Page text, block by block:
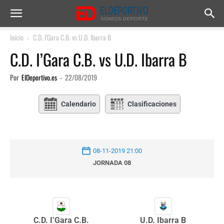
Inicio C.D. I’Gara C.B. vs U.D. Ibarra B
C.D. I’Gara C.B. vs U.D. Ibarra B
Por ElDeportivo.es - 22/08/2019
Calendario Clasificaciones
08-11-2019 21:00
JORNADA 08
C.D. I’Gara C.B. U.D. Ibarra B